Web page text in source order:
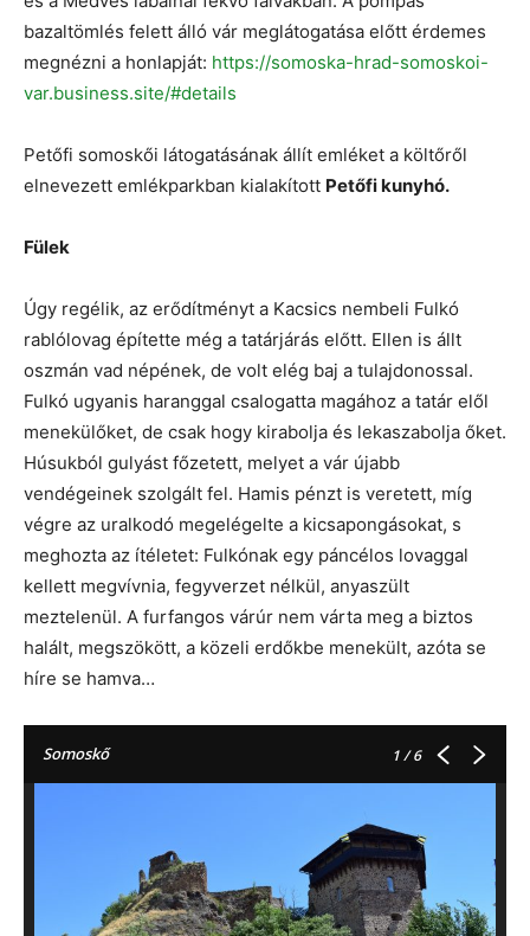
bazaltömlés felett álló vár meglátogatása előtt érdemes
megnézni a honlapját: https://somoska-hrad-somoskoi-
var.business.site/#details
Petőfi somoskői látogatásának állít emléket a költőről
elnevezett emlékparkban kialakított Petőfi kunyhó.
Fülek
Úgy regélik, az erődítményt a Kacsics nembeli Fulkó
rablólovag építette még a tatárjárás előtt. Ellen is állt
oszmán vad népének, de volt elég baj a tulajdonossal.
Fulkó ugyanis haranggal csalogatta magához a tatár elől
menekülőket, de csak hogy kirabolja és lekaszabolja őket.
Húsukból gulyást főzetett, melyet a vár újabb
vendégeinek szolgált fel. Hamis pénzt is veretett, míg
végre az uralkodó megelégelte a kicsapongásokat, s
meghozta az ítéletet: Fulkónak egy páncélos lovaggal
kellett megvívnia, fegyverzet nélkül, anyaszült
meztelenül. A furfangos várúr nem várta meg a biztos
halált, megszökött, a közeli erdőkbe menekült, azóta se
híre se hamva…
Somoskő 1/ 6